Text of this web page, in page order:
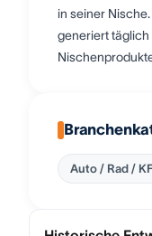
in seiner
generiert täglich
Auto / Rad /